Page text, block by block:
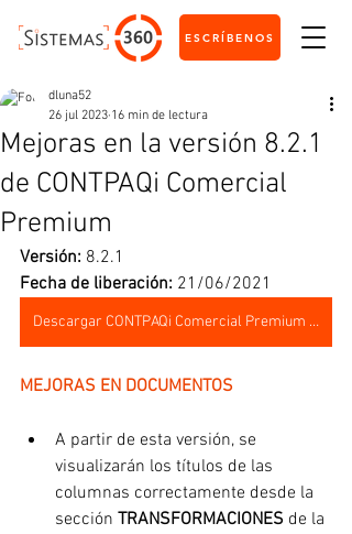
ESCRÍBENOS
Mejoras en la versión 8.2.1
de CONTPAQi Comercial
Premium
dluna52
26 jul 2023 16 min de lectura
Versión: 8.2.1
Fecha de liberación: 21/06/2021
Descargar CONTPAQi Comercial Premium 8.2.1
MEJORAS EN DOCUMENTOS
A partir de esta versión, se
visualizarán los títulos de las
columnas correctamente desde la
sección TRANSFORMACIONES de la